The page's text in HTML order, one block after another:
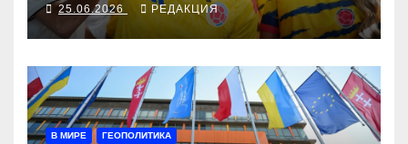
25.06.2026 РЕДАКЦИЯ
В МИРЕ ГЕОПОЛИТИКА